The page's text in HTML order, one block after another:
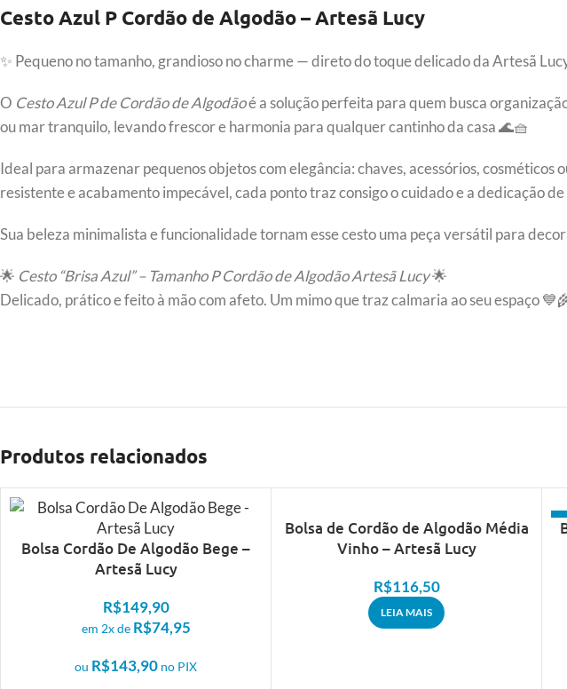
Cesto Azul P Cordão de Algodão – Artesã Lucy
✨ Pequeno no tamanho, grandioso no charme — direto do toque delicado da Artesã
O Cesto Azul P de Cordão de Algodãoé a solução perfeita para quem busca
ou mar tranquilo, levando frescor e harmonia para qualquer cantinho da casa 🌊🧺
Ideal para armazenar pequenos objetos com elegância: chaves, acessórios,
resistente e acabamento impecável, cada ponto traz consigo o cuidado e a dedicação
Sua beleza minimalista e funcionalidade tornam esse cesto uma peça versátil para
🌟 Cesto “Brisa Azul” – Tamanho P Cordão de Algodão Artesã Lucy🌟
Delicado, prático e feito à mão com afeto. Um mimo que traz calmaria ao seu espaço
Produtos relacionados
Bolsa Cordão De Algodão Bege –
Artesã Lucy
R$149,90
em 2x de R$74,95
ou R$143,90 no PIX
ESGOTADO
Bolsa de Cordão de Algodão Média
Vinho – Artesã Lucy
R$116,50
LEIA MAIS
-